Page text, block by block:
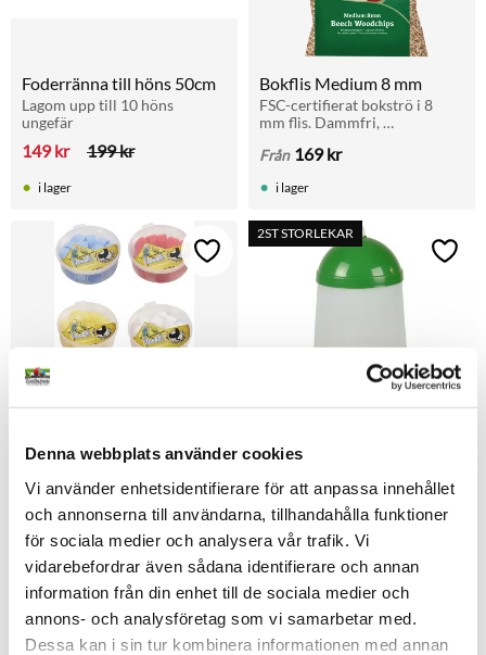
Denna webbplats använder cookies
Vi använder enhetsidentifierare för att anpassa innehållet
och annonserna till användarna, tillhandahålla funktioner
för sociala medier och analysera vår trafik. Vi
vidarebefordrar även sådana identifierare och annan
information från din enhet till de sociala medier och
annons- och analysföretag som vi samarbetar med.
Dessa kan i sin tur kombinera informationen med annan
Foderränna till höns 50cm
Lagom upp till 10 höns
ungefär
149kr 199kr
i lager
Bokflis Medium 8 mm
FSC-certifierat bokströ i 8
mm flis. Dammfri,
naturlig. Passar fåglar,
sköldpaddor.
Från 169kr
i lager
Plastringar till höns
10st/pkt
Hönsringar olika färger
Från 39 kr
Lägg till i favoriter
i lager
ben) 3kg, 6kg
Praktisk foderautomat i plast
med lock och ben. För höns,
kycklingar och andra
fjäderfän. Finns i två storlekar.
Från 159
2ST STORLEKAR
Lägg
i lager
NYHET